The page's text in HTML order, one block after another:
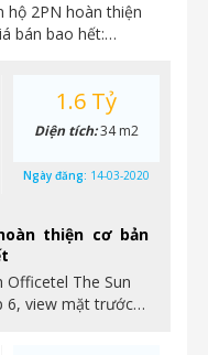
hộ 2PN hoàn thiện
bán bao hết:…
thiện cơ bản
Officetel The Sun
6, view mặt trước…
1.6 Tỷ
Diện tích:34 m2
Ngày đăng: 14-03-2020